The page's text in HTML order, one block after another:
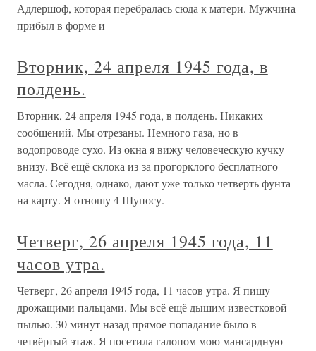
Адлершоф, которая перебралась сюда к матери. Мужчина
прибыл в форме и
Вторник, 24 апреля 1945 года, в
полдень.
Вторник, 24 апреля 1945 года, в полдень. Никаких
сообщений. Мы отрезаны. Немного газа, но в
водопроводе сухо. Из окна я вижу человеческую кучку
внизу. Всё ещё склока из-за прогорклого бесплатного
масла. Сегодня, однако, дают уже только четверть фунта
на карту. Я отношу 4 Шупосу.
Четверг, 26 апреля 1945 года, 11
часов утра.
Четверг, 26 апреля 1945 года, 11 часов утра. Я пишу
дрожащими пальцами. Мы всё ещё дышим известковой
пылью. 30 минут назад прямое попадание было в
четвёртый этаж. Я посетила галопом мою мансардную